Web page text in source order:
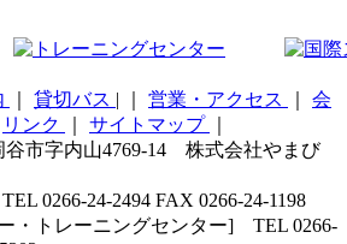
貸切バス | 営業・アクセス
会
リンク サイトマップ
市字内山4769-14 株式会社やまび
0266-24-2494 FAX 0266-24-1198
・トレーニングセンター] TEL 0266-